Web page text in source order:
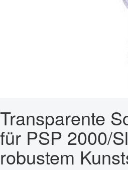
Transparente
für PSP 2000/
robustem